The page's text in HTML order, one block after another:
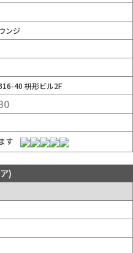
ンジ
40 枡形ビル2F
す
)